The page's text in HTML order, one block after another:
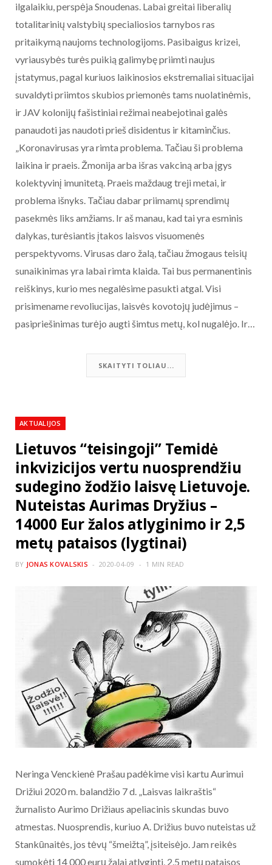
ilgalaikiu, perspėja Snoudenas. Labai greitai liberalių
totalitarinių valstybių specialiosios tarnybos ras
pritaikymą naujoms technologijoms. Pasibaigus krizei,
vyriausybės turės puikią galimybę priimti naujus
įstatymus, pagal kuriuos laikinosios ekstremaliai situacijai
suvaldyti priimtos skubios priemonės tams nuolatinėmis,
ir JAV kolonijų fašistiniai režimai neabejotinai galės
panaudoti jas naudoti prieš disidentus ir kitaminčius.
„Koronavirusas yra rimta problema. Tačiau ši problema
laikina ir praeis. Žmonija arba išras vakciną arba įgys
kolektyvinį imunitetą. Praeis maždaug treji metai, ir
problema išnyks. Tačiau dabar priimamų sprendimų
pasekmės liks amžiams. Ir aš manau, kad tai yra esminis
dalykas, turėsiantis įtakos laisvos visuomenės
perspektyvoms. Virusas daro žalą, tačiau žmogaus teisių
sunaikinimas yra labai rimta klaida. Tai bus permanentinis
reiškinys, kurio mes negalėsime pasukti atgal. Visi
prisimename revoliucijas, laisvės kovotojų judėjimus –
pasipriešinimas turėjo augti šimtus metų, kol nugalėjo. Ir…
SKAITYTI TOLIAU...
AKTUALIJOS
Lietuvos “teisingoji” Temidė
inkvizicijos vertu nuosprendžiu
sudegino žodžio laisvę Lietuvoje.
Nuteistas Aurimas Dryžius –
14000 Eur žalos atlyginimo ir 2,5
metų pataisos (lygtinai)
BY JONAS KOVALSKIS 2020-04-09 1 MIN READ
Neringa Venckienė Prašau padėkime visi kartu Aurimui
Drižiui 2020 m. balandžio 7 d. „Laisvas laikraštis“
žurnalisto Aurimo Drižiaus apeliacinis skundas buvo
atmestas. Nuosprendis, kuriuo A. Drižius buvo nuteistas už
Stankūnaitės, jos tėvų “šmeižtą”, įsiteisėjo. Jam reikės
sumokėti 14 000 eurų žalai atlyginti, 2.5 metų pataisos